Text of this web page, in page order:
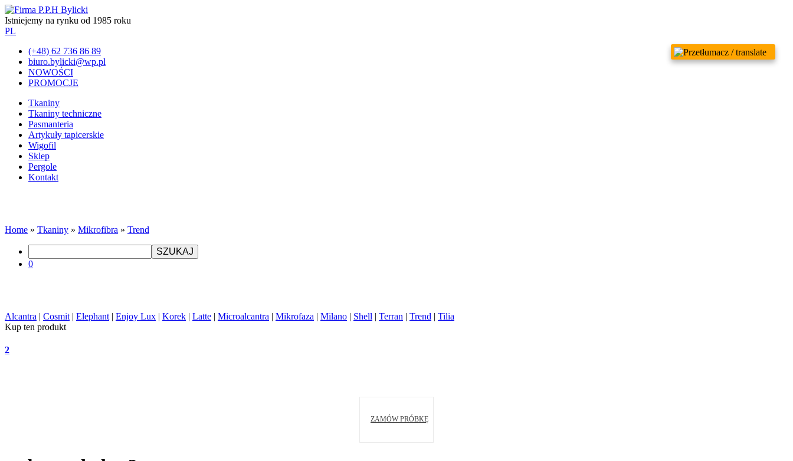
Istniejemy na rynku od 1985 roku
PL
(+48) 62 736 86 89
biuro.bylicki@wp.pl
NOWOŚCI
PROMOCJE
Tkaniny
Tkaniny techniczne
Pasmanteria
Artykuły tapicerskie
Wigofil
Sklep
Pergole
Kontakt
Home » Tkaniny » Mikrofibra » Trend
SZUKAJ
0
Alcantra | Cosmit | Elephant | Enjoy Lux | Korek | Latte | Microalcantra | Mikrofaza | Milano | Shell | Terran | Trend | Tilia
Kup ten produkt
2
ZAMÓW PRÓBKĘ